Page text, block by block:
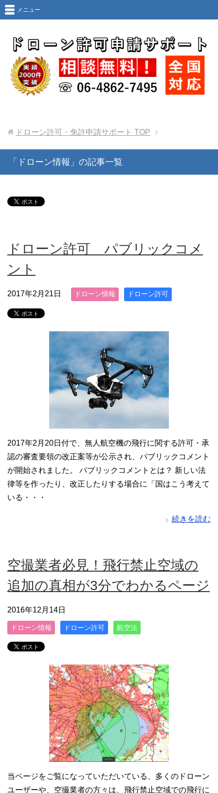
メニュー
ドローン許可・免許申請サポート TOP
「ドローン情報」の記事一覧
ドローン許可 パブリックコメ
ント
2017年2月21日 ドローン情報 ドローン許可
2017年2月20日付で、無人航空機の飛行に関する許可・承
認の審査要領の改正案等が公示され、パブリックコメント
が開始されました。 パブリックコメントとは？ 新しい法
律等を作ったり、改正したりする場合に「国はこう考えて
いる・・・
続きを読む
空撮業者必見！飛行禁止空域の
追加の真相が3分でわかるページ
2016年12月14日
ドローン情報 ドローン許可 航空法
当ページをご覧になっていただいている、多くのドローン
ユーザーや、空撮業者の方々は、飛行禁止空域での飛行に